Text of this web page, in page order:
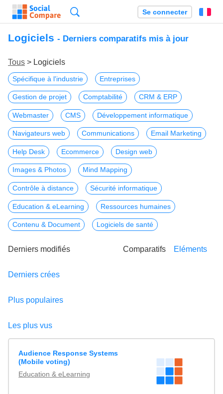
Se connecter
Logiciels - Derniers comparatifs mis à jour
Tous > Logiciels
Spécifique à l'industrie Entreprises
Gestion de projet Comptabilité CRM & ERP
Webmaster CMS Développement informatique
Navigateurs web Communications Email Marketing
Help Desk Ecommerce Design web
Images & Photos Mind Mapping
Contrôle à distance Sécurité informatique
Education & eLearning Ressources humaines
Contenu & Document Logiciels de santé
Derniers modifiés
Derniers crées
Plus populaires
Les plus vus
Comparatifs Eléments
Audience Response Systems
(Mobile voting)
Education & eLearning